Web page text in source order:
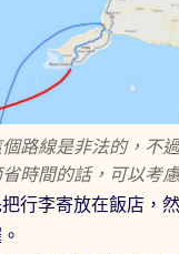
路線是非法的，不
時間的話，可以考
行李寄放在飯店，